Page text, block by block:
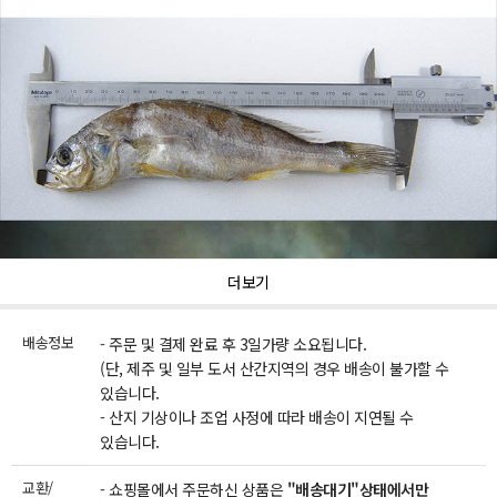
더보기
배송정보
- 주문 및 결제 완료 후 3일가량 소요됩니다.
(단, 제주 및 일부 도서 산간지역의 경우 배송이 불가할 수
있습니다.
- 산지 기상이나 조업 사정에 따라 배송이 지연될 수
있습니다.
교환/ - 쇼핑몰에서 주문하신 상품은 "배송대기"상태에서만